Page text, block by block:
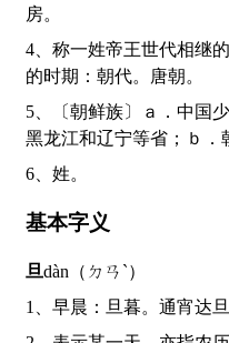
房。
4、称一姓帝王世代相继的统治时代；亦称某一个皇帝统治
的时期：朝代。唐朝。
5、〔朝鲜族〕ａ．中国少数民族之一，主要分布于吉林、
黑龙江和辽宁等省；ｂ．
6、姓。
基本字义
旦dàn（ㄉㄢˋ）
1、早晨：旦暮。通宵达